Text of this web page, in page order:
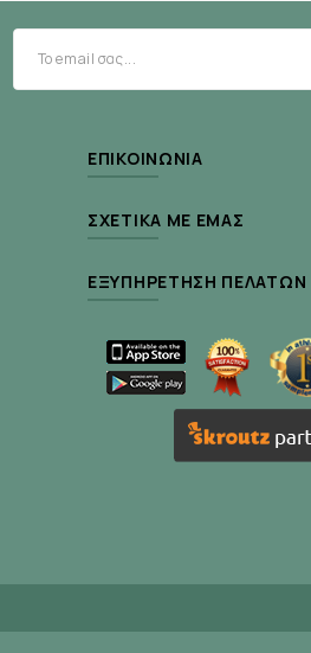
ΕΠΙΚΟΙΝΩΝΊΑ
ΣΧΕΤΙΚΆ ΜΕ ΕΜΆΣ
ΕΞΥΠΗΡΈΤΗΣΗ ΠΕΛΑΤΏΝ